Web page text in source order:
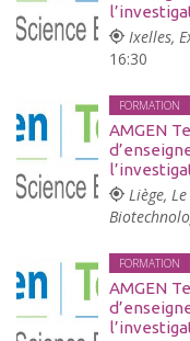
Ixelles,
16:30
FORMATION
AMGEN
Liège,
FORMATION
AMGEN